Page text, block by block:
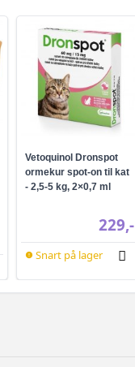
Vetoquinol Dronspot
ormekur spot-on til kat
- 2,5-5 kg, 2×0,7 ml
229,-
Snart på lager